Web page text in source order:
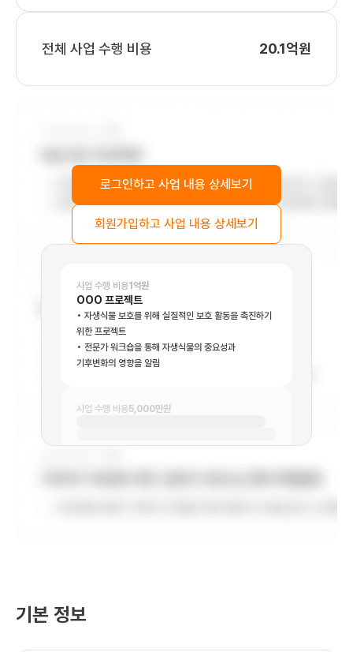
한국소아암재단은 다음과 같은 활동을 통해 어려움을 해결합니다.
-정서 지원: 교육, 심리, 미술 치료, 캠프 등을 통해 환아의 정서적 안정과
사회 적응을 돕습니다.
한국소아암재단은 다음과 같은 가치를 추구합니다.
-생명 존중: 모든 소아암 환아의 생명을 존중하고, 치료받을 권리를
-희망: 환아와 가족들에게 희망을 주고, 건강한 사회 복귀를 지원합니다.
-투명성: 투명한 기금 관리와 효율적인 사업 운영으로 후원자의 신뢰를
한국소아암재단은 소아암 어린이들이 건강하게 성장하고 꿈을 펼칠 수
있도록 최선을 다하고 있습니다.
전체 사업 수행 비용 20.1억원
사업 수행 비용1억원
OOO 프로젝트
자생식물 보호를 위해 실질적인 보호 활동을 촉진하기
위한 프로젝트
전문가 워크숍을 통해 자생식물의 중요성과
기후변화의 영향을 알림
사업 수행 비용5,000만원
로그인하고 사업 내용 상세보기
회원가입하고 사업 내용 상세보기
기본 정보